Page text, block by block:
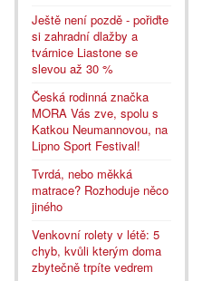
Ještě není pozdě - pořiďte
si zahradní dlažby a
tvárnice Liastone se
slevou až 30 %
Česká rodinná značka
MORA Vás zve, spolu s
Katkou Neumannovou, na
Lipno Sport Festival!
Tvrdá, nebo měkká
matrace? Rozhoduje něco
jiného
Venkovní rolety v létě: 5
chyb, kvůli kterým doma
zbytečně trpíte vedrem